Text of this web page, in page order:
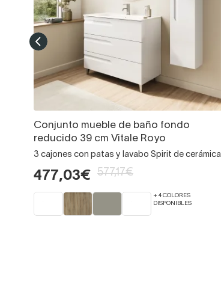
Conjunto mueble de baño fondo
reducido 39 cm Vitale Royo
3 cajones con patas y lavabo Spirit de cerámica
477,03€ 577,17€
+ 4 COLORES
DISPONIBLES